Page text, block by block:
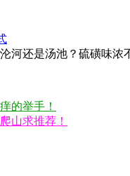
河还是汤池？硫磺味浓
的举手！
山求推荐！